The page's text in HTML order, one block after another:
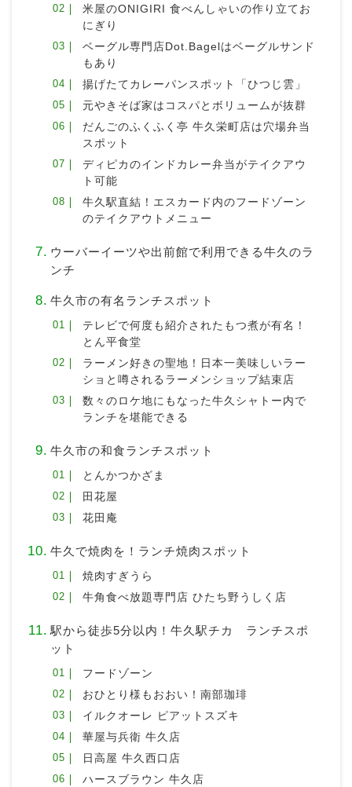
米屋のONIGIRI 食べんしゃいの作り立てお
にぎり
ベーグル専門店Dot.Bagelはベーグルサンド
もあり
揚げたてカレーパンスポット「ひつじ雲」
元やきそば家はコスパとボリュームが抜群
だんごのふくふく亭 牛久栄町店は穴場弁当
スポット
ディピカのインドカレー弁当がテイクアウ
ト可能
牛久駅直結！エスカード内のフードゾーン
のテイクアウトメニュー
ウーバーイーツや出前館で利用できる牛久のラ
ンチ
牛久市の有名ランチスポット
テレビで何度も紹介されたもつ煮が有名！
とん平食堂
ラーメン好きの聖地！日本一美味しいラー
ショと噂されるラーメンショップ結束店
数々のロケ地にもなった牛久シャトー内で
ランチを堪能できる
牛久市の和食ランチスポット
とんかつかざま
田花屋
花田庵
牛久で焼肉を！ランチ焼肉スポット
焼肉すぎうら
牛角食べ放題専門店 ひたち野うしく店
駅から徒歩5分以内！牛久駅チカ ランチスポ
ット
フードゾーン
おひとり様もおおい！南部珈琲
イルクオーレ ピアットスズキ
華屋与兵衛 牛久店
日高屋 牛久西口店
ハースブラウン 牛久店